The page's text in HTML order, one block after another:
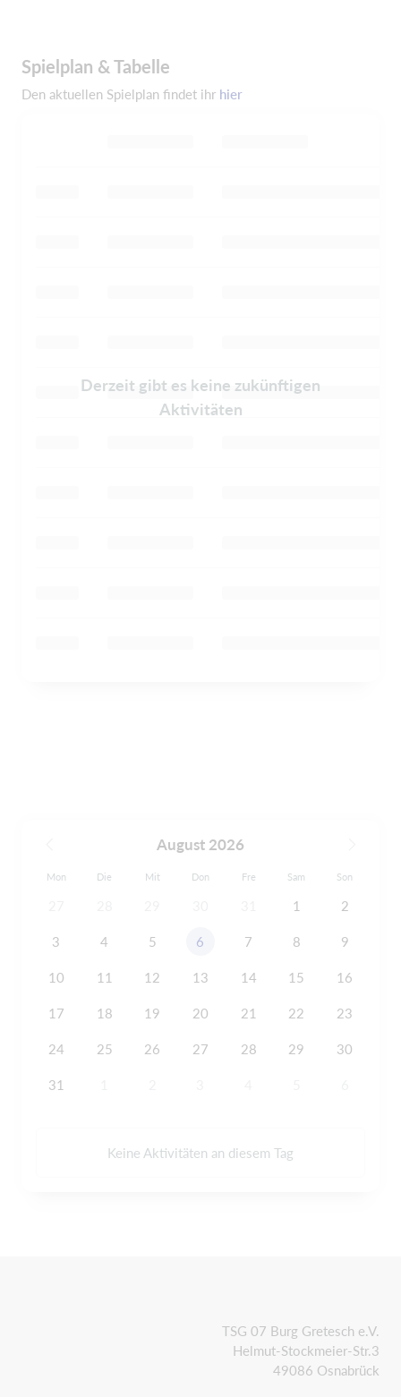
Spielplan & Tabelle
Den aktuellen Spielplan findet ihr hier
Derzeit gibt es keine zukünftigen
Aktivitäten
August 2026
Mon Die Mit Don Fre Sam Son
1 2
3 4 5 6 7 8 9
10 11 12 13 14 15 16
17 18 19 20 21 22 23
24 25 26 27 28 29 30
31
Keine Aktivitäten an diesem Tag
TSG 07 Burg Gretesch e.V.
Helmut-Stockmeier-Str.3
49086 Osnabrück